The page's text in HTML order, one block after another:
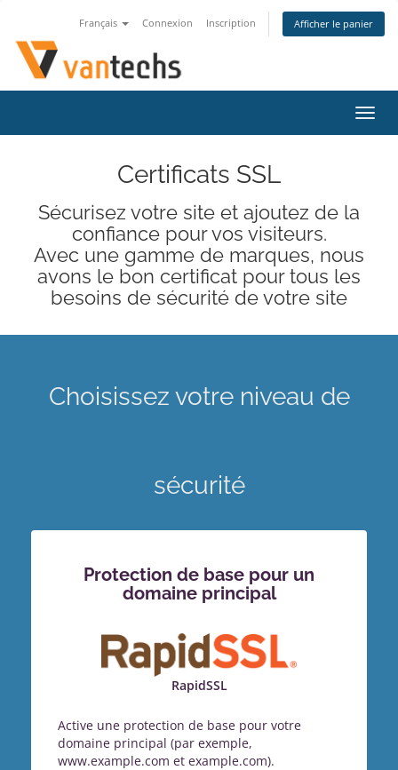
Français Connexion Inscription Afficher le panier
la
Certificats SSL
Sécurisez votre site et ajoutez de la
confiance pour vos visiteurs.
Avec une gamme de marques, nous
avons le bon certificat pour tous les
besoins de sécurité de votre site
Choisissez votre niveau de
sécurité
Protection de base pour un
domaine principal
RapidSSL
Active une protection de base pour votre
domaine principal (par exemple,
www.example.com et example.com).